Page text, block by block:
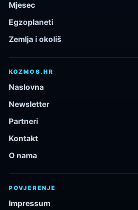
Mjesec
Egzoplaneti
Zemlja i okoliš
KOZMOS.HR
Naslovna
Newsletter
Partneri
Kontakt
O nama
POVJERENJE
Impressum